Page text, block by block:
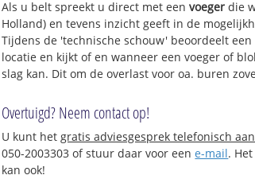
Als u belt spreekt u direct met eenvoeger die
Holland) en tevens inzicht geeft in de
Tijdens de 'technische schouw' beoordeelt
locatie en kijkt of en wanneer een voeger of
slag kan. Dit om de overlast voor oa. buren
Overtuigd? Neem contact op!
U kunt hetgratis adviesgesprek telefonisch
050-2003303 of stuur daar voor eene-mail.
kan ook!